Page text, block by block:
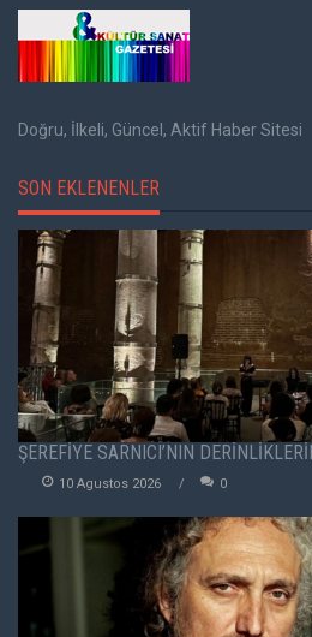
Doğru, İlkeli, Güncel, Aktif Haber Sitesi
SON EKLENENLER
ŞEREFİYE SARNICI’NIN
10 Agustos 2026 0